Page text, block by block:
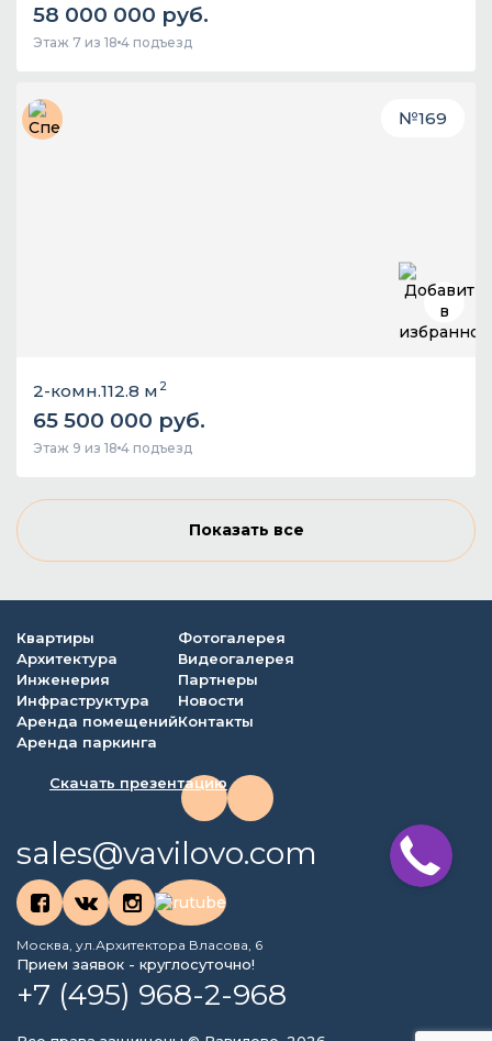
58 000 000 руб.
Этаж 7 из 18 4 подъезд
№169
2-комн.112.8 м 2
65 500 000 руб.
Этаж 9 из 18 4 подъезд
Показать все
Квартиры
Архитектура
Инженерия
Инфраструктура
Аренда помещений
Аренда паркинга
Фотогалерея
Видеогалерея
Партнеры
Новости
Контакты
Скачать презентацию
sales@vavilovo.com
Москва, ул.Архитектора Власова, 6
Прием заявок - круглосуточно!
+7 (495) 968-2-968